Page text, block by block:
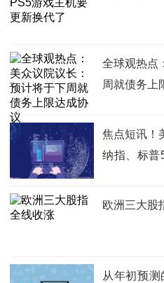
全球观热点
周就债务上
焦点短讯！
纳指、标普
欧洲三大股
从年初预